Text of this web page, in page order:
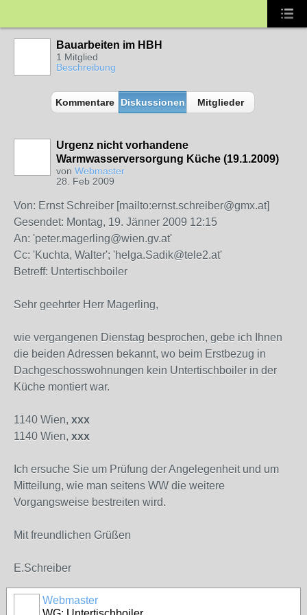
Bauarbeiten im HBH
1 Mitglied
Beschreibung
Kommentare Diskussionen Mitglieder
Urgenz nicht vorhandene
Warmwasserversorgung Küche (19.1.2009)
von Webmaster
28. Feb 2009
Von: Ernst Schreiber [mailto:ernst.schreiber@gmx.at]
Gesendet: Montag, 19. Jänner 2009 12:15
An: 'peter.magerling@wien.gv.at'
Cc: 'Kuchta, Walter'; 'helga.Sadik@tele2.at'
Betreff: Untertischboiler
Sehr geehrter Herr Magerling,
wie vergangenen Dienstag besprochen, gebe ich Ihnen
die beiden Adressen bekannt, wo beim Erstbezug in
Dachgeschosswohnungen kein Untertischboiler in der
Küche montiert war.
1140 Wien, xxx
1140 Wien, xxx
Ich ersuche Sie um Prüfung der Angelegenheit und um
Mitteilung, wie man seitens WW die weitere
Vorgangsweise bestreiten wird.
Mit freundlichen Grüßen
E.Schreiber
Webmaster